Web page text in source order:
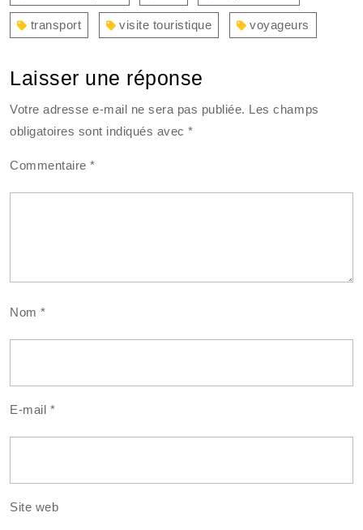
transport visite touristique voyageurs
Laisser une réponse
Votre adresse e-mail ne sera pas publiée. Les champs
obligatoires sont indiqués avec*
Commentaire*
Nom*
E-mail *
Site web